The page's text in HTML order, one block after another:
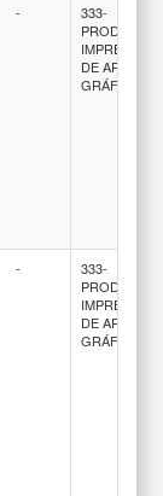
-
333-
DE ARTES
GRÁFICAS
-
333-
DE ARTES
GRÁFICAS